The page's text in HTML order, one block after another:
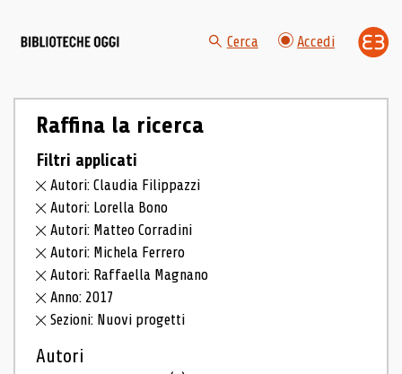
Cerca Accedi
Raffina la ricerca
Filtri applicati
Autori: Claudia Filippazzi
Autori: Lorella Bono
Autori: Matteo Corradini
Autori: Michela Ferrero
Autori: Raffaella Magnano
Anno: 2017
Sezioni: Nuovi progetti
Autori